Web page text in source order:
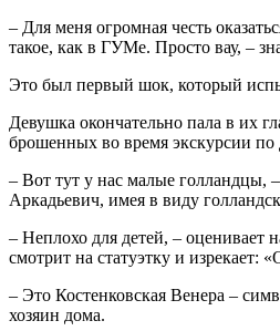
– Для меня огромная честь
такое, как в ГУМе. Просто вау, –
Это был первый шок, который
Девушка окончательно пала в их
брошенных во время экскурсии по
– Вот тут у нас малые голландцы,
Аркадьевич, имея в виду
– Неплохо для детей, –
смотрит на статуэтку и изрекает:
– Это Костенковская Венера –
хозяин дома.